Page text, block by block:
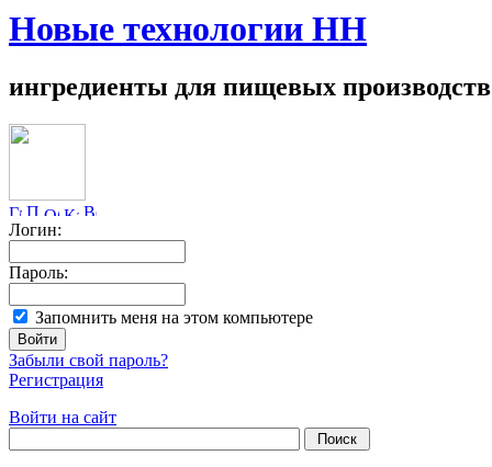
Новые технологии НН
ингредиенты для пищевых производств
Логин:
Пароль:
Запомнить меня на этом компьютере
Забыли свой пароль?
Регистрация
Войти на сайт